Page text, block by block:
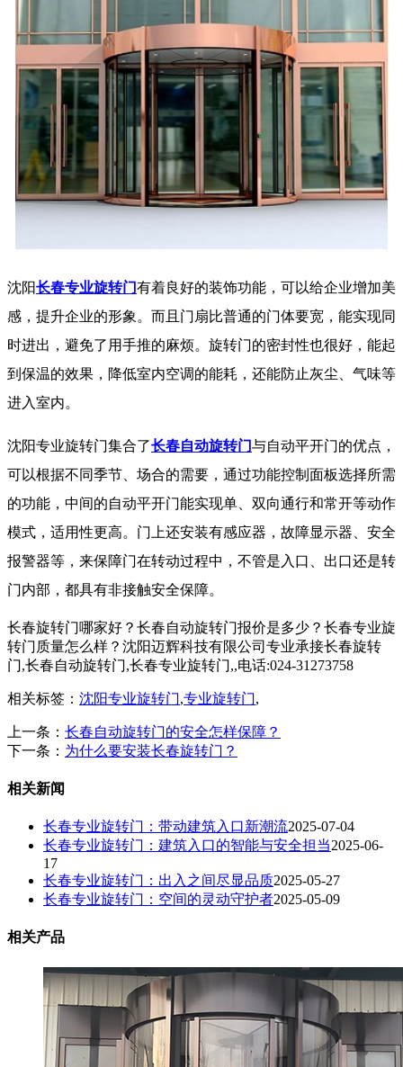
沈阳长春专业旋转门有着良好的装饰功能，可以给企业增加美
感，提升企业的形象。而且门扇比普通的门体要宽，能实现同
时进出，避免了用手推的麻烦。旋转门的密封性也很好，能起
到保温的效果，降低室内空调的能耗，还能防止灰尘、气味等
进入室内。
沈阳专业旋转门集合了长春自动旋转门与自动平开门的优点，
可以根据不同季节、场合的需要，通过功能控制面板选择所需
的功能，中间的自动平开门能实现单、双向通行和常开等动作
模式，适用性更高。门上还安装有感应器，故障显示器、安全
报警器等，来保障门在转动过程中，不管是入口、出口还是转
门内部，都具有非接触安全保障。
长春旋转门哪家好？长春自动旋转门报价是多少？长春专业旋
转门质量怎么样？沈阳迈辉科技有限公司专业承接长春旋转
门,长春自动旋转门,长春专业旋转门,,电话:024-31273758
相关标签： 沈阳专业旋转门,专业旋转门,
上一条： 长春自动旋转门的安全怎样保障？
下一条： 为什么要安装长春旋转门？
相关新闻
长春专业旋转门：带动建筑入口新潮流​2025-07-04
长春专业旋转门：建筑入口的智能与安全担当2025-06-
17
长春专业旋转门：出入之间尽显品质2025-05-27
长春专业旋转门：空间的灵动守护者2025-05-09
相关产品